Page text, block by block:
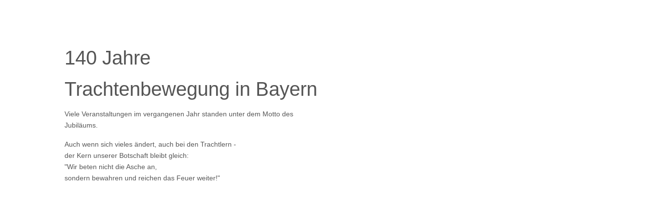
140 Jahre
Trachtenbewegung in Bayern
Viele Veranstaltungen im vergangenen Jahr standen unter dem Motto des
Jubiläums.
Auch wenn sich vieles ändert, auch bei den Trachtlern -
der Kern unserer Botschaft bleibt gleich:
"Wir beten nicht die Asche an,
sondern bewahren und reichen das Feuer weiter!"